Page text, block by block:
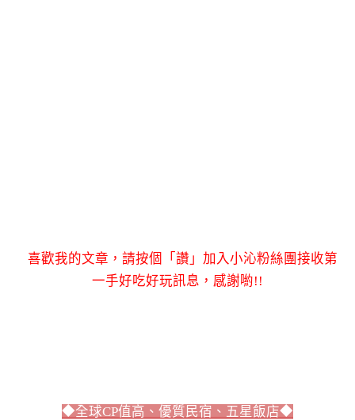
喜歡我的文章，請按個「讚」加入小沁粉絲團接收第
一手好吃好玩訊息，感謝喲!!
◆全球CP值高、優質民宿、五星飯店◆